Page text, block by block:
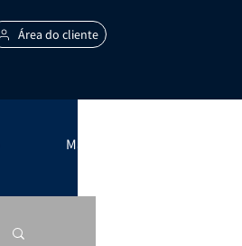
Área do cliente
Mais +